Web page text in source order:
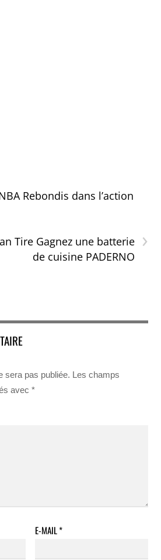
Rebondis dans l’action
›
Tire Gagnez une batterie
de cuisine PADERNO
sera pas publiée. Les champs
avec*
E-MAIL*